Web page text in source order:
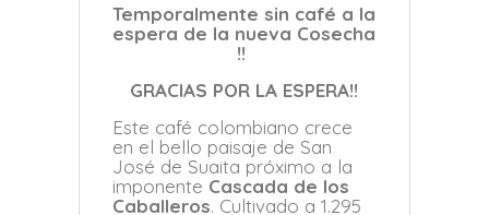
Temporalmente sin café a la
espera de la nueva Cosecha
!!
GRACIAS POR LA ESPERA!!
Este café colombiano crece
en el bello paisaje de San
José de Suaita próximo a la
imponente Cascada de los
Caballeros. Cultivado a 1.295